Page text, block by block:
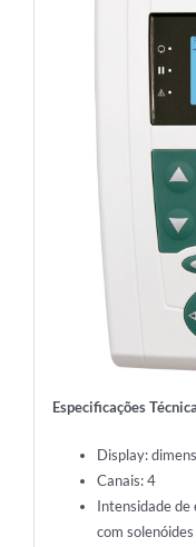
Especificações
Display:
Canais: 4
Intensidade de
com